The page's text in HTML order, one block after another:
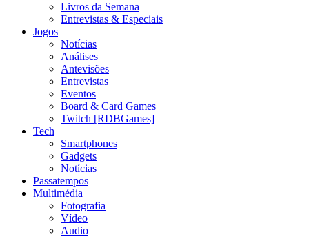
Livros da Semana
Entrevistas & Especiais
Jogos
Notícias
Análises
Antevisões
Entrevistas
Eventos
Board & Card Games
Twitch [RDBGames]
Tech
Smartphones
Gadgets
Notícias
Passatempos
Multimédia
Fotografia
Vídeo
Audio